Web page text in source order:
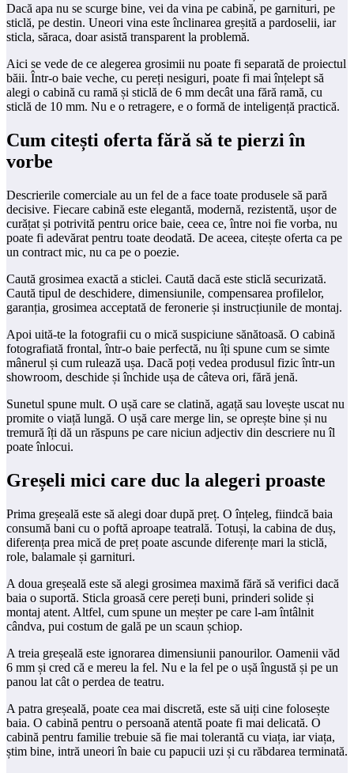
Dacă apa nu se scurge bine, vei da vina pe cabină, pe garnituri, pe
sticlă, pe destin. Uneori vina este înclinarea greșită a pardoselii, iar
sticla, săraca, doar asistă transparent la problemă.
Aici se vede de ce alegerea grosimii nu poate fi separată de proiectul
băii. Într-o baie veche, cu pereți nesiguri, poate fi mai înțelept să
alegi o cabină cu ramă și sticlă de 6 mm decât una fără ramă, cu
sticlă de 10 mm. Nu e o retragere, e o formă de inteligență practică.
Cum citești oferta fără să te pierzi în
vorbe
Descrierile comerciale au un fel de a face toate produsele să pară
decisive. Fiecare cabină este elegantă, modernă, rezistentă, ușor de
curățat și potrivită pentru orice baie, ceea ce, între noi fie vorba, nu
poate fi adevărat pentru toate deodată. De aceea, citește oferta ca pe
un contract mic, nu ca pe o poezie.
Caută grosimea exactă a sticlei. Caută dacă este sticlă securizată.
Caută tipul de deschidere, dimensiunile, compensarea profilelor,
garanția, grosimea acceptată de feronerie și instrucțiunile de montaj.
Apoi uită-te la fotografii cu o mică suspiciune sănătoasă. O cabină
fotografiată frontal, într-o baie perfectă, nu îți spune cum se simte
mânerul și cum rulează ușa. Dacă poți vedea produsul fizic într-un
showroom, deschide și închide ușa de câteva ori, fără jenă.
Sunetul spune mult. O ușă care se clatină, agață sau lovește uscat nu
promite o viață lungă. O ușă care merge lin, se oprește bine și nu
tremură îți dă un răspuns pe care niciun adjectiv din descriere nu îl
poate înlocui.
Greșeli mici care duc la alegeri proaste
Prima greșeală este să alegi doar după preț. O înțeleg, fiindcă baia
consumă bani cu o poftă aproape teatrală. Totuși, la cabina de duș,
diferența prea mică de preț poate ascunde diferențe mari la sticlă,
role, balamale și garnituri.
A doua greșeală este să alegi grosimea maximă fără să verifici dacă
baia o suportă. Sticla groasă cere pereți buni, prinderi solide și
montaj atent. Altfel, cum spune un meșter pe care l-am întâlnit
cândva, pui costum de gală pe un scaun șchiop.
A treia greșeală este ignorarea dimensiunii panourilor. Oamenii văd
6 mm și cred că e mereu la fel. Nu e la fel pe o ușă îngustă și pe un
panou lat cât o perdea de teatru.
A patra greșeală, poate cea mai discretă, este să uiți cine folosește
baia. O cabină pentru o persoană atentă poate fi mai delicată. O
cabină pentru familie trebuie să fie mai tolerantă cu viața, iar viața,
știm bine, intră uneori în baie cu papucii uzi și cu răbdarea terminată.